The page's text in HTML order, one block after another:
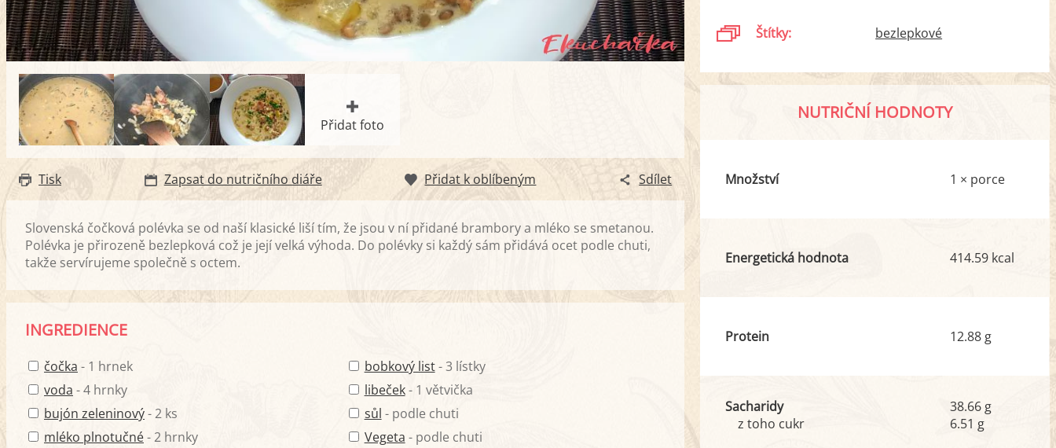
Přidat foto
Tisk Zapsat do nutričního diáře Přidat k oblíbeným Sdílet
Slovenská čočková polévka se od naší klasické liší tím, že jsou v ní přidané brambory a mléko se smetanou.
Polévka je přirozeně bezlepková což je její velká výhoda. Do polévky si každý sám přidává ocet podle chuti,
takže servírujeme společně s octem.
INGREDIENCE
čočka - 1 hrnek
voda - 4 hrnky
bujón zeleninový- 2 ks
mléko plnotučné- 2 hrnky
bobkový list- 3 lístky
libeček- 1 větvička
sůl - podle chuti
Vegeta - podle chuti
Štítky: bezlepkové
NUTRIČNÍ HODNOTY
Množství 1 × porce
Energetická hodnota 414.59 kcal
Protein 12.88 g
Sacharidy
z toho cukr
38.66 g
6.51 g